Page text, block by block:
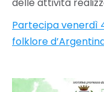
delle attività
Partecipa venerdì
folklore